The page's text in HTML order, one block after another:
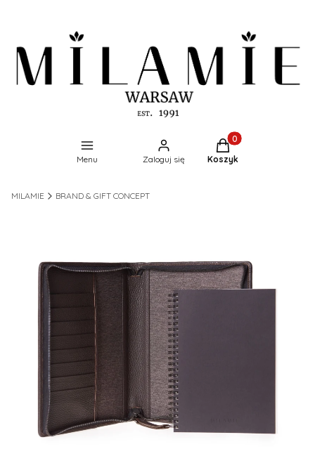
Menu Zaloguj się
Produkty w
Koszyk
MILAMIE BRAND & GIFT CONCEPT